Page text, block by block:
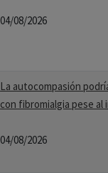
04/08/2026
La autocompasión
con fibromialgia pese
04/08/2026